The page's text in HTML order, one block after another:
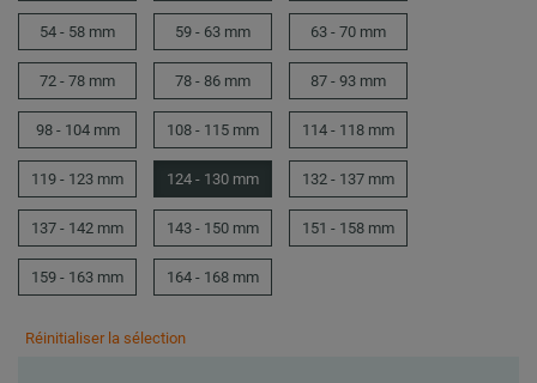
54 - 58 mm 59 - 63 mm 63 - 70 mm
72 - 78 mm 78 - 86 mm 87 - 93 mm
98 - 104 mm 108 - 115 mm 114 - 118 mm
119 - 123 mm 124 - 130 mm 132 - 137 mm
137 - 142 mm 143 - 150 mm 151 - 158 mm
159 - 163 mm 164 - 168 mm
Réinitialiser la sélection